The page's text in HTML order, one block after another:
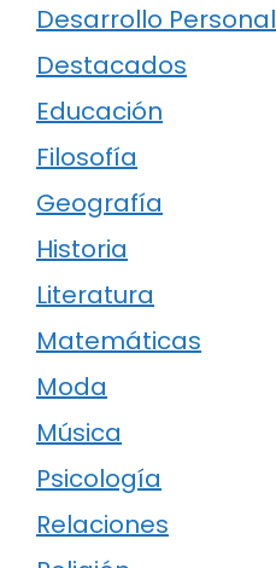
Desarrollo Personal
Destacados
Educación
Filosofía
Geografía
Historia
Literatura
Matemáticas
Moda
Música
Psicología
Relaciones